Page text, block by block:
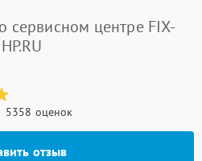
сервисном центре FIX-
HP.RU
5358 оценок
отзыв